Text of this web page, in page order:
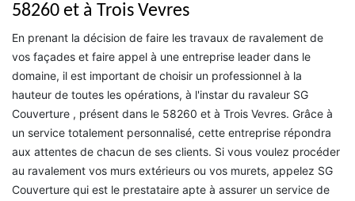
58260 et à Trois Vevres
En prenant la décision de faire les travaux de ravalement de
vos façades et faire appel à une entreprise leader dans le
domaine, il est important de choisir un professionnel à la
hauteur de toutes les opérations, à l'instar du ravaleur SG
Couverture , présent dans le 58260 et à Trois Vevres. Grâce à
un service totalement personnalisé, cette entreprise répondra
aux attentes de chacun de ses clients. Si vous voulez procéder
au ravalement vos murs extérieurs ou vos murets, appelez SG
Couverture qui est le prestataire apte à assurer un service de